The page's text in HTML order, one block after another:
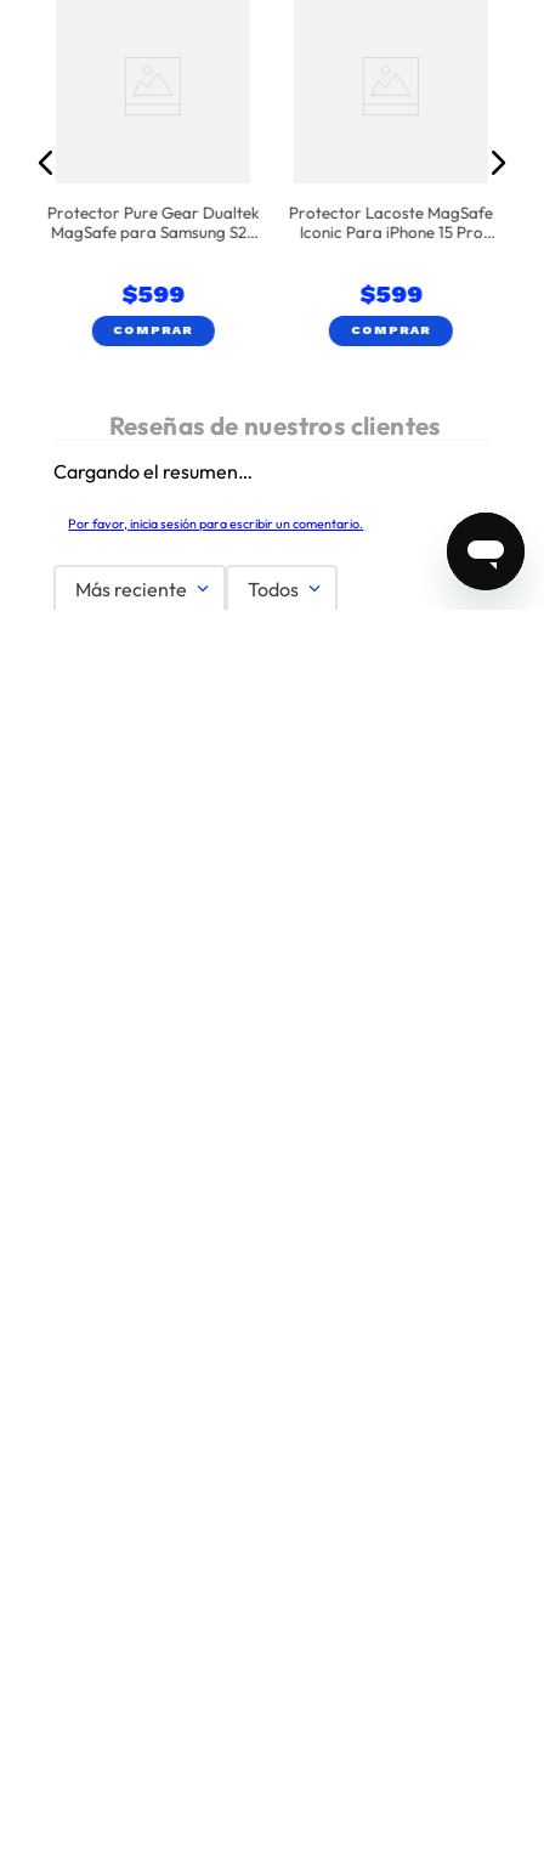
Protector Pure Gear Dualtek
MagSafe para Samsung S25
$599
COMPRAR
Protector Lacoste MagSafe
Iconic Para iPhone 15 Pro
$599
COMPRAR
Cargando el resumen…
Por favor, inicia sesión para escribir un comentario.
Más reciente Todos